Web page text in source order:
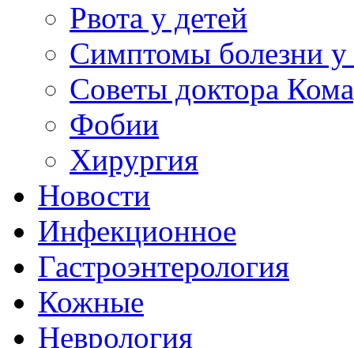
Рвота у детей
Симптомы болезни у
Советы доктора
Фобии
Хирургия
Новости
Инфекционное
Гастроэнтерология
Кожные
Неврология